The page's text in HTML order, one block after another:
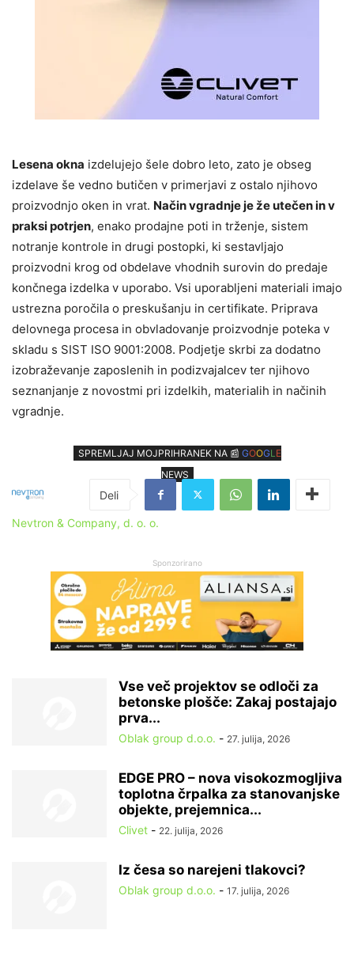
Lesena okna izdelujejo šele dobro leto, zato je obseg
izdelave še vedno butičen v primerjavi z ostalo njihovo
proizvodnjo oken in vrat. Način vgradnje je že utečen in v
praksi potrjen, enako prodajne poti in trženje, sistem
notranje kontrole in drugi postopki, ki sestavljajo
proizvodni krog od obdelave vhodnih surovin do predaje
končnega izdelka v uporabo. Vsi uporabljeni materiali imajo
ustrezna poročila o preskušanju in certifikate. Priprava
delovnega procesa in obvladovanje proizvodnje poteka v
skladu s SIST ISO 9001:2008. Podjetje skrbi za dodatno
izobraževanje zaposlenih in podizvajalcev ter njihovo
seznanjanje z novostmi pri izdelkih, materialih in načinih
vgradnje.
SPREMLJAJ MOJPRIHRANEK NA 📰 GOOGL E
NEWS
Nevtron & Company, d. o. o.
Sponzorirano
Vse več projektov se odloči za
betonske plošče: Zakaj postajajo
prva...
Oblak group d.o.o. - 27. julija, 2026
EDGE PRO – nova visokozmogljiva
toplotna črpalka za stanovanjske
objekte, prejemnica...
Clivet - 22. julija, 2026
Iz česa so narejeni tlakovci?
Oblak group d.o.o. - 17. julija, 2026